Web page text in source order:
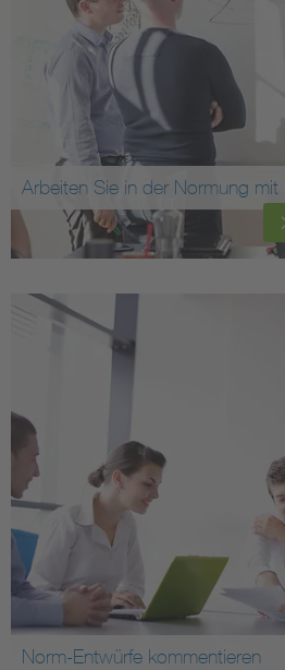
Arbeiten Sie in der Normung mit
Norm-Entwürfe kommentieren